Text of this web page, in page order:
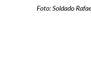
Foto: Soldado